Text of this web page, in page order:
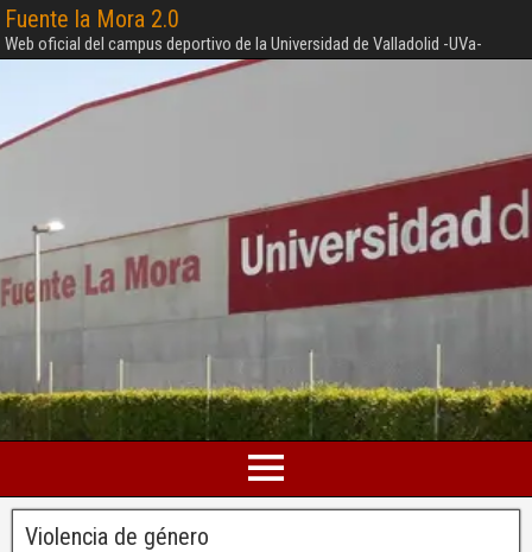
Fuente la Mora 2.0
Web oficial del campus deportivo de la Universidad de Valladolid -UVa-
Violencia de género